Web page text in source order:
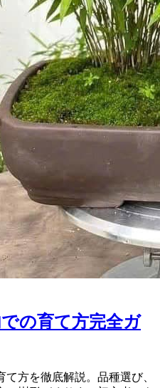
の育て方完全ガ
方を徹底解説。品種選び、